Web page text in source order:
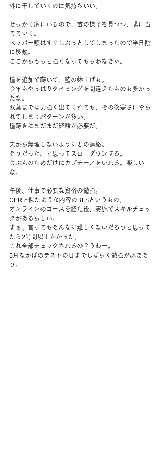
外に干していくのは気持ちいい。
せっかく家にいるので、苗の様子を見つつ、陽に当
てていく。
ペッパー類はすぐしおっとしてしまったので半日陰
に移動。
ここからもっと強くなってもらわなきゃ。
種を追加で蒔いて、藍の鉢上げも。
今年もやっぱりタイミングを間違えたものも多かっ
たな。
双葉までは力強く出てくれても、その後寒さにやら
れてしまうパターンが多い。
種蒔きはまだまだ経験が必要だ。
夫から無理しないようにとの連絡。
そうだった、と思ってスローダウンする。
じぶんのためだけにカプチーノをいれる。楽しい
な。
午後、仕事で必要な資格の勉強。
CPRと似たような内容のBLSというもの。
オンラインのコースを経た後、実施でスキルチェッ
クがあるらしい。
まぁ、言ってもそんなに難しくないだろうと思って
たら2時間以上かかった。
これ全部チェックされるの？うわー。
5月なかばのテストの日までしばらく勉強が必要そ
う。